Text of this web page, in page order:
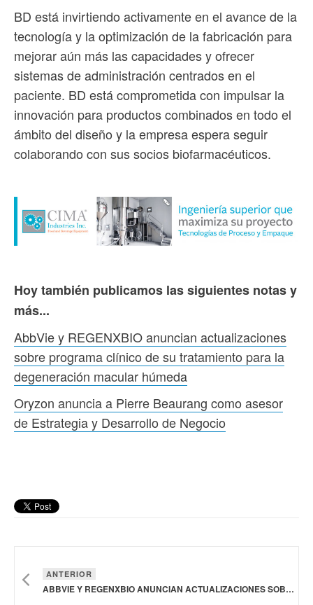
BD está invirtiendo activamente en el avance de la
tecnología y la optimización de la fabricación para
mejorar aún más las capacidades y ofrecer
sistemas de administración centrados en el
paciente. BD está comprometida con impulsar la
innovación para productos combinados en todo el
ámbito del diseño y la empresa espera seguir
colaborando con sus socios biofarmacéuticos.
Hoy también publicamos las siguientes notas y
más...
AbbVie y REGENXBIO anuncian actualizaciones
sobre programa clínico de su tratamiento para la
degeneración macular húmeda
Oryzon anuncia a Pierre Beaurang como asesor
de Estrategia y Desarrollo de Negocio
ANTERIOR
ABBVIE Y REGENXBIO ANUNCIAN ACTUALIZACIONES SOBRE PROGRAMA CLÍNICO DE SU TRATAMIENTO PARA LA DEGENERACIÓN MACULAR HÚMEDA